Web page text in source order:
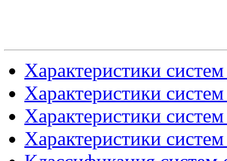
Характеристики
Характеристики
Характеристики
Характеристики